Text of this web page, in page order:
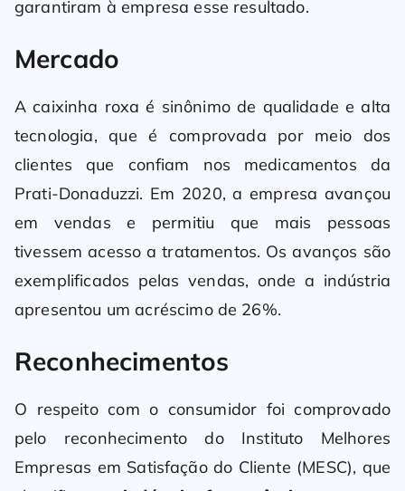
garantiram à empresa esse resultado.
Mercado
A caixinha roxa é sinônimo de qualidade e alta
tecnologia, que é comprovada por meio dos
clientes que confiam nos medicamentos da
Prati-Donaduzzi. Em 2020, a empresa avançou
em vendas e permitiu que mais pessoas
tivessem acesso a tratamentos. Os avanços são
exemplificados pelas vendas, onde a indústria
apresentou um acréscimo de 26%.
Reconhecimentos
O respeito com o consumidor foi comprovado
pelo reconhecimento do Instituto Melhores
Empresas em Satisfação do Cliente (MESC), que